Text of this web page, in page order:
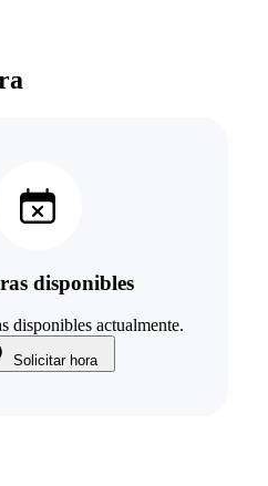
disponibles
disponibles actualmente.
Solicitar hora